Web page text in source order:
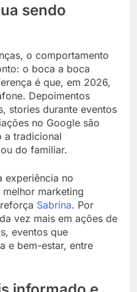
sendo
o comportamento
o boca a boca
é que, em 2026,
Depoimentos
stories durante eventos
no Google são
a tradicional
do familiar.
experiência no
marketing
Sabrina. Por
vez mais em ações de
eventos que
e bem-estar, entre